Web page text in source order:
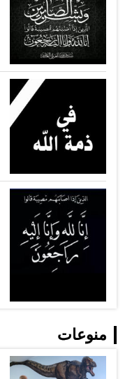
منوعات